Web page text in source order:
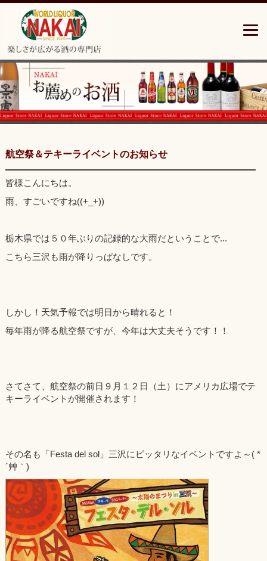
沢
市
の
楽
し
さ
が
る
居
酒
店
航空祭＆テキーライベントのお知らせ
皆様こんにちは。
雨、すごいですね((+_+))
栃木県では５０年ぶりの記録的な大雨だということで...
こちら三沢も雨が降りっぱなしです。
しかし！天気予報では明日から晴れると！
毎年雨が降る航空祭ですが、今年は大丈夫そうです！！
さてさて、航空祭の前日９月１２日（土）にアメリカ広場でテ
キーライベントが開催されます！
その名も「Festa del sol」三沢にピッタリなイベントですよ～( *
´艸｀)